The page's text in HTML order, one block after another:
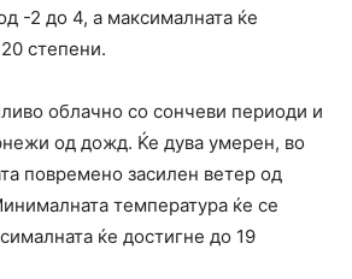
-2 до 4, а максималната ќе
степени.
облачно со сончеви периоди и
од дожд. Ќе дува умерен, во
повремено засилен ветер од
температура ќе се
ќе достигне до 19